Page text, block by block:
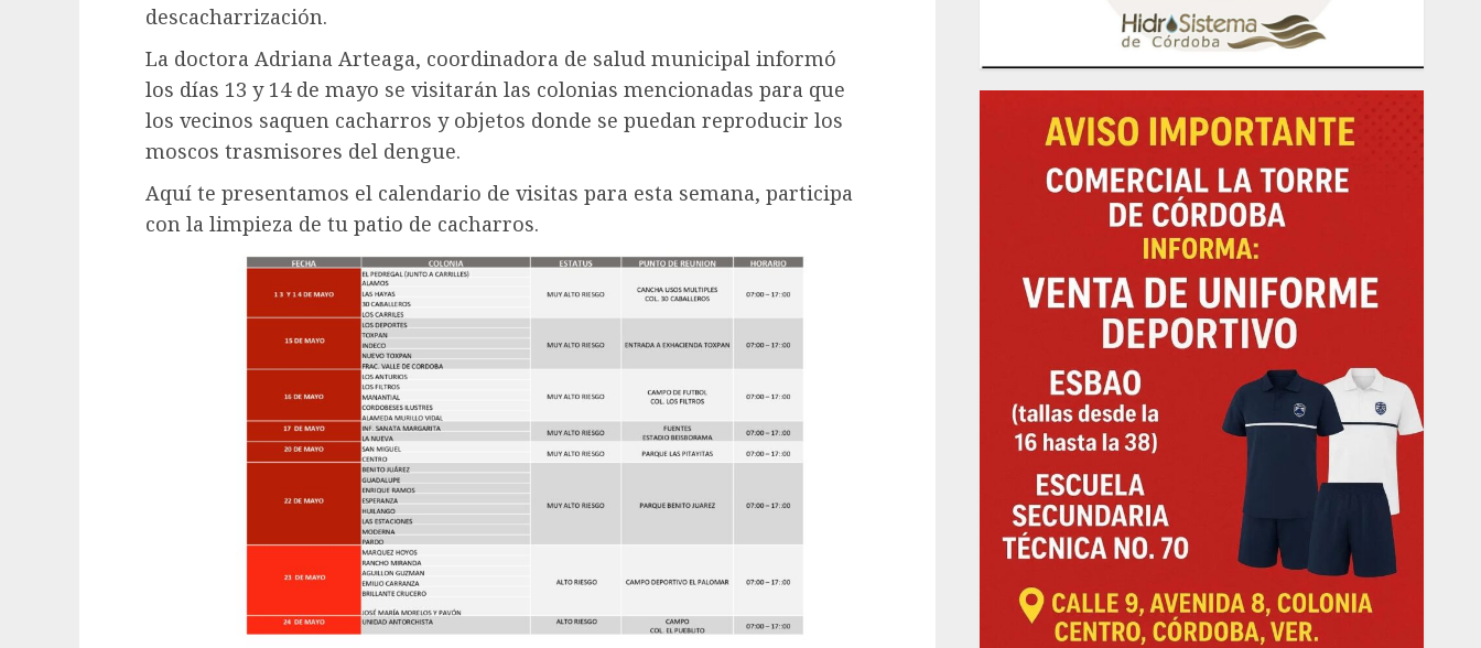
descacharrización.
La doctora Adriana Arteaga, coordinadora de salud municipal informó
los días 13 y 14 de mayo se visitarán las colonias mencionadas para que
los vecinos saquen cacharros y objetos donde se puedan reproducir los
moscos trasmisores del dengue.
Aquí te presentamos el calendario de visitas para esta semana, participa
con la limpieza de tu patio de cacharros.